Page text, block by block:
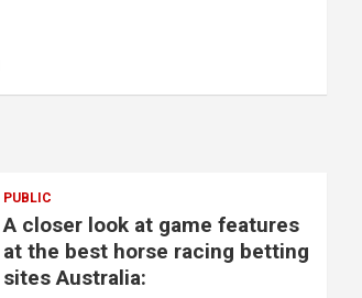
PUBLIC
A closer look at game features
at the best horse racing betting
sites Australia: